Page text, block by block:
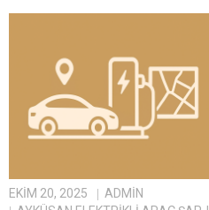
EKIM 20, 2025
ADMIN